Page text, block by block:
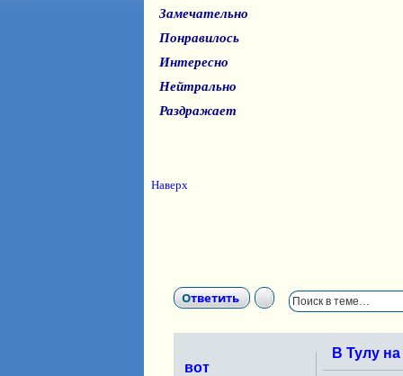
Замечательно
Понравилось
Интересно
Нейтрально
Раздражает
Наверх
Ответить
вот
В Тулу